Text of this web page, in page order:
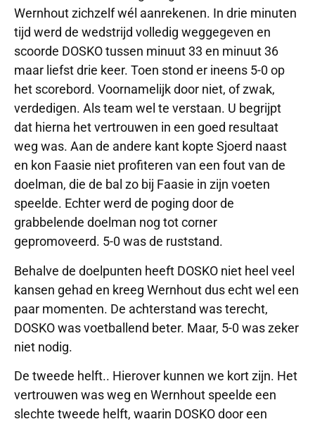
Wernhout zichzelf wél aanrekenen. In drie minuten
tijd werd de wedstrijd volledig weggegeven en
scoorde DOSKO tussen minuut 33 en minuut 36
maar liefst drie keer. Toen stond er ineens 5-0 op
het scorebord. Voornamelijk door niet, of zwak,
verdedigen. Als team wel te verstaan. U begrijpt
dat hierna het vertrouwen in een goed resultaat
weg was. Aan de andere kant kopte Sjoerd naast
en kon Faasie niet profiteren van een fout van de
doelman, die de bal zo bij Faasie in zijn voeten
speelde. Echter werd de poging door de
grabbelende doelman nog tot corner
gepromoveerd. 5-0 was de ruststand.
Behalve de doelpunten heeft DOSKO niet heel veel
kansen gehad en kreeg Wernhout dus echt wel een
paar momenten. De achterstand was terecht,
DOSKO was voetballend beter. Maar, 5-0 was zeker
niet nodig.
De tweede helft.. Hierover kunnen we kort zijn. Het
vertrouwen was weg en Wernhout speelde een
slechte tweede helft, waarin DOSKO door een